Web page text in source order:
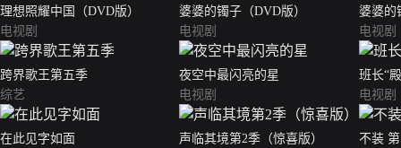
理想照耀中国（DVD版）
电视剧
婆婆的镯子（DVD版）
电视剧
婆婆的
电视剧
跨界歌王第五季
综艺
夜空中最闪亮的星
电视剧
班长“
电视剧
在此见字如面
声临其境第2季（惊喜版）
不装